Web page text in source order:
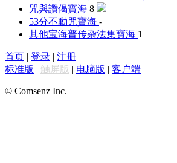
咒與讚偈寶海 8
53分不動咒寶海 -
其他宝海普传杂法集寶海 1
首页 | 登录 | 注册
标准版 | 触屏版 | 电脑版 | 客户端
© Comsenz Inc.